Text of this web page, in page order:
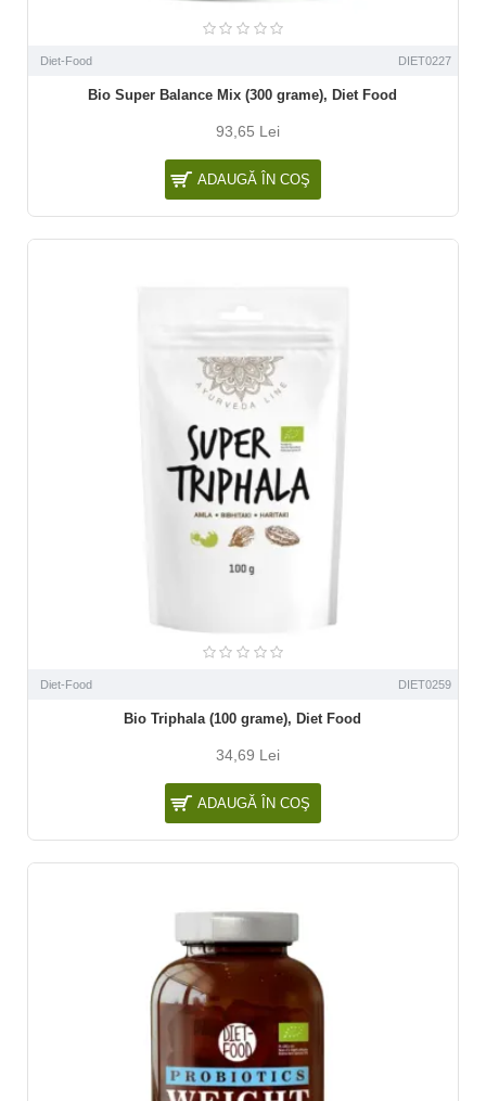
Diet-Food DIET0227
Bio Super Balance Mix (300 grame), Diet Food
93,65 Lei
ADAUGĂ ÎN COŞ
Diet-Food DIET0259
Bio Triphala (100 grame), Diet Food
34,69 Lei
ADAUGĂ ÎN COŞ